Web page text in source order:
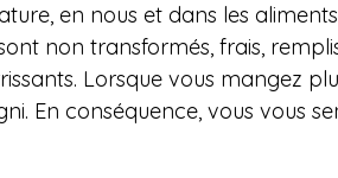
en nous et dans les
non transformés, frais,
Lorsque vous mangez
En conséquence, vous vous